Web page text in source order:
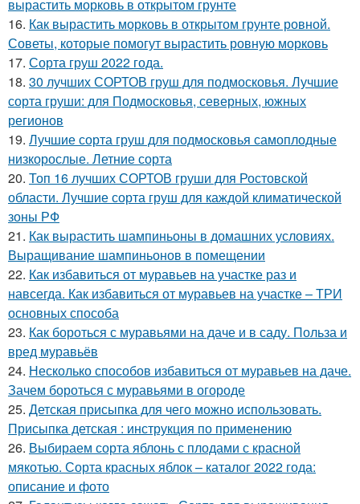
вырастить морковь в открытом грунте
16. Как вырастить морковь в открытом грунте ровной.
Советы, которые помогут вырастить ровную морковь
17. Сорта груш 2022 года.
18. 30 лучших СОРТОВ груш для подмосковья. Лучшие
сорта груши: для Подмосковья, северных, южных
регионов
19. Лучшие сорта груш для подмосковья самоплодные
низкорослые. Летние сорта
20. Топ 16 лучших СОРТОВ груши для Ростовской
области. Лучшие сорта груш для каждой климатической
зоны РФ
21. Как вырастить шампиньоны в домашних условиях.
Выращивание шампиньонов в помещении
22. Как избавиться от муравьев на участке раз и
навсегда. Как избавиться от муравьев на участке – ТРИ
основных способа
23. Как бороться с муравьями на даче и в саду. Польза и
вред муравьёв
24. Несколько способов избавиться от муравьев на даче.
Зачем бороться с муравьями в огороде
25. Детская присыпка для чего можно использовать.
Присыпка детская : инструкция по применению
26. Выбираем сорта яблонь с плодами с красной
мякотью. Сорта красных яблок – каталог 2022 года:
описание и фото